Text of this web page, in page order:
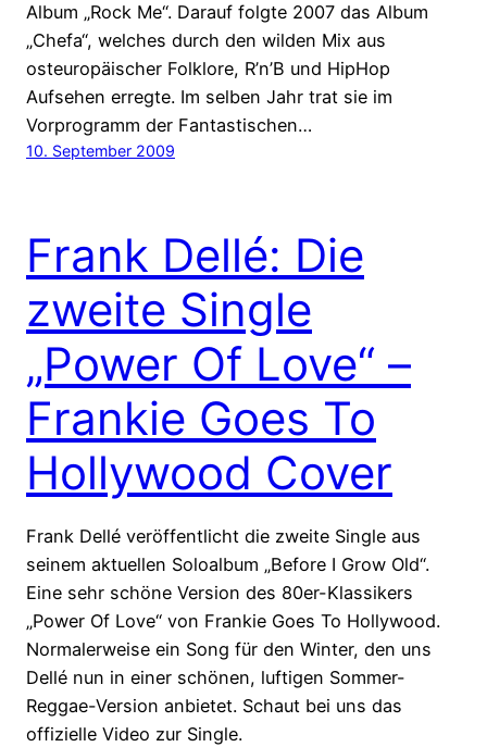
Album „Rock Me“. Darauf folgte 2007 das Album
„Chefa“, welches durch den wilden Mix aus
osteuropäischer Folklore, R’n’B und HipHop
Aufsehen erregte. Im selben Jahr trat sie im
Vorprogramm der Fantastischen…
10. September 2009
Frank Dellé: Die
zweite Single
„Power Of Love“ –
Frankie Goes To
Hollywood Cover
Frank Dellé veröffentlicht die zweite Single aus
seinem aktuellen Soloalbum „Before I Grow Old“.
Eine sehr schöne Version des 80er-Klassikers
„Power Of Love“ von Frankie Goes To Hollywood.
Normalerweise ein Song für den Winter, den uns
Dellé nun in einer schönen, luftigen Sommer-
Reggae-Version anbietet. Schaut bei uns das
offizielle Video zur Single.